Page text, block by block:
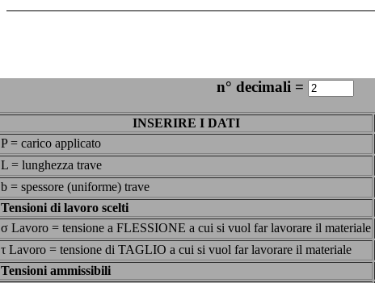
n° decimali =
INSERIRE I DATI
P = carico applicato
L = lunghezza trave
b = spessore (uniforme) trave
Tensioni di lavoro scelti
σ Lavoro = tensione a FLESSIONE a cui si vuol far lavorare il materiale
τ Lavoro = tensione di TAGLIO a cui si vuol far lavorare il materiale
Tensioni ammissibili